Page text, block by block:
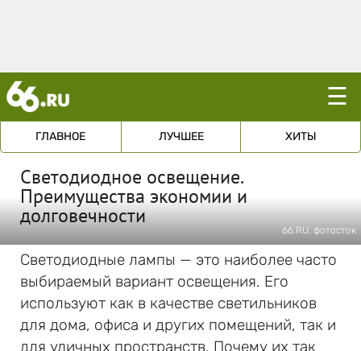
☰
ГЛАВНОЕ ЛУЧШЕЕ ХИТЫ
Светодиодное освещение.
Преимущества экономии и
долговечности
66.RU, фотосток
Светодиодные лампы — это наиболее часто
выбираемый вариант освещения. Его
используют как в качестве светильников
для дома, офиса и других помещений, так и
для уличных пространств. Почему их так